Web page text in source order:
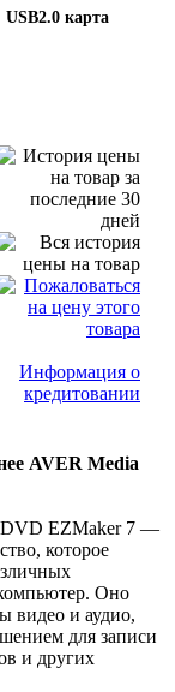
карта
Информация о
кредитовании
AVER Media
DVD EZMaker 7 —
которое
Оно
видео и аудио,
для записи
и других